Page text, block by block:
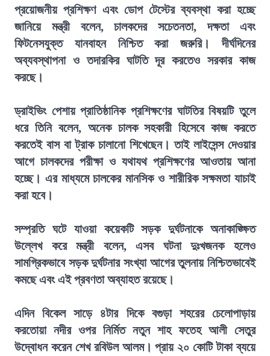
প্রয়োজনীয় প্রশিক্ষণ এবং ডোপ টেস্টের ব্যবস্থা করা হচ্ছে
জানিয়ে মন্ত্রী বলেন, চালকদের সচেতনতা, দক্ষতা এবং
ফিটনেসযুক্ত যানবাহন নিশ্চিত করা জরুরি। দীর্ঘদিনের
অব্যবস্থাপনা ও তদারকির ঘাটতি দূর করতেও সরকার কাজ
করছে।
ড্রাইভিং পেশায় প্রাতিষ্ঠানিক প্রশিক্ষণের ঘাটতির বিষয়টি তুলে
ধরে তিনি বলেন, অনেক চালক সহকারী হিসেবে কাজ করতে
করতেই বাস বা ট্রাক চালানো শিখেছেন। তাই লাইসেন্স দেওয়ার
আগে চালকদের পরীক্ষা ও যথাযথ প্রশিক্ষণের আওতায় আনা
হচ্ছে। এর মাধ্যমে চালকের মানসিক ও শারীরিক সক্ষমতা যাচাই
করা হবে।
সম্প্রতি ঘটে যাওয়া কয়েকটি সড়ক দুর্ঘটনাকে অনাকাঙ্ক্ষিত
উল্লেখ করে মন্ত্রী বলেন, এসব ঘটনা দুঃখজনক হলেও
সামগ্রিকভাবে সড়ক দুর্ঘটনার সংখ্যা আগের তুলনায় নিশ্চিতভাবেই
কমছে এবং এই প্রবণতা অব্যাহত রয়েছে।
এদিন বিকেল সাড়ে ৪টার দিকে বগুড়া শহরের চেলোপাড়ায়
করতোয়া নদীর ওপর নির্মিত নতুন শাহ ফতেহ আলী সেতুর
উদ্বোধন করেন শেখ রবিউল আলম। প্রায় ২০ কোটি টাকা ব্যয়ে